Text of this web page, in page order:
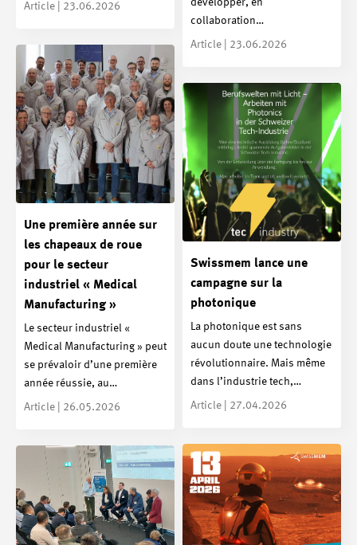
Article | 23.06.2026
développer, en
collaboration…
Article | 23.06.2026
Une première année sur
les chapeaux de roue
pour le secteur
industriel « Medical
Manufacturing »
Le secteur industriel «
Medical Manufacturing » peut
se prévaloir d’une première
année réussie, au…
Article | 26.05.2026
Swissmem lance une
campagne sur la
photonique
La photonique est sans
aucun doute une technologie
révolutionnaire. Mais même
dans l’industrie tech,…
Article | 27.04.2026